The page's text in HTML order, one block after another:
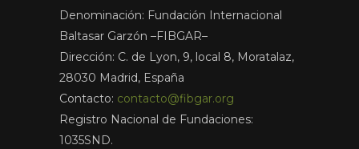
Denominación: Fundación Internacional
Baltasar Garzón –FIBGAR–
Dirección: C. de Lyon, 9, local 8, Moratalaz,
28030 Madrid, España
Contacto: contacto@fibgar.org
Registro Nacional de Fundaciones:
1035SND.